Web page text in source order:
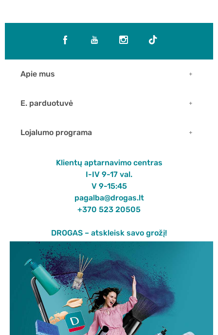
Apie mus
E. parduotuvė
Lojalumo programa
Klientų aptarnavimo centras
I-IV 9-17 val.
V 9-15:45
pagalba@drogas.lt
+370 523 20505
DROGAS – atskleisk savo grožį!